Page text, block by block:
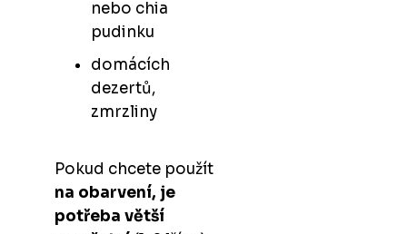
nebo chia
pudinku
domácích
dezertů,
zmrzliny
Pokud chcete použít
na obarvení, je
potřeba větší